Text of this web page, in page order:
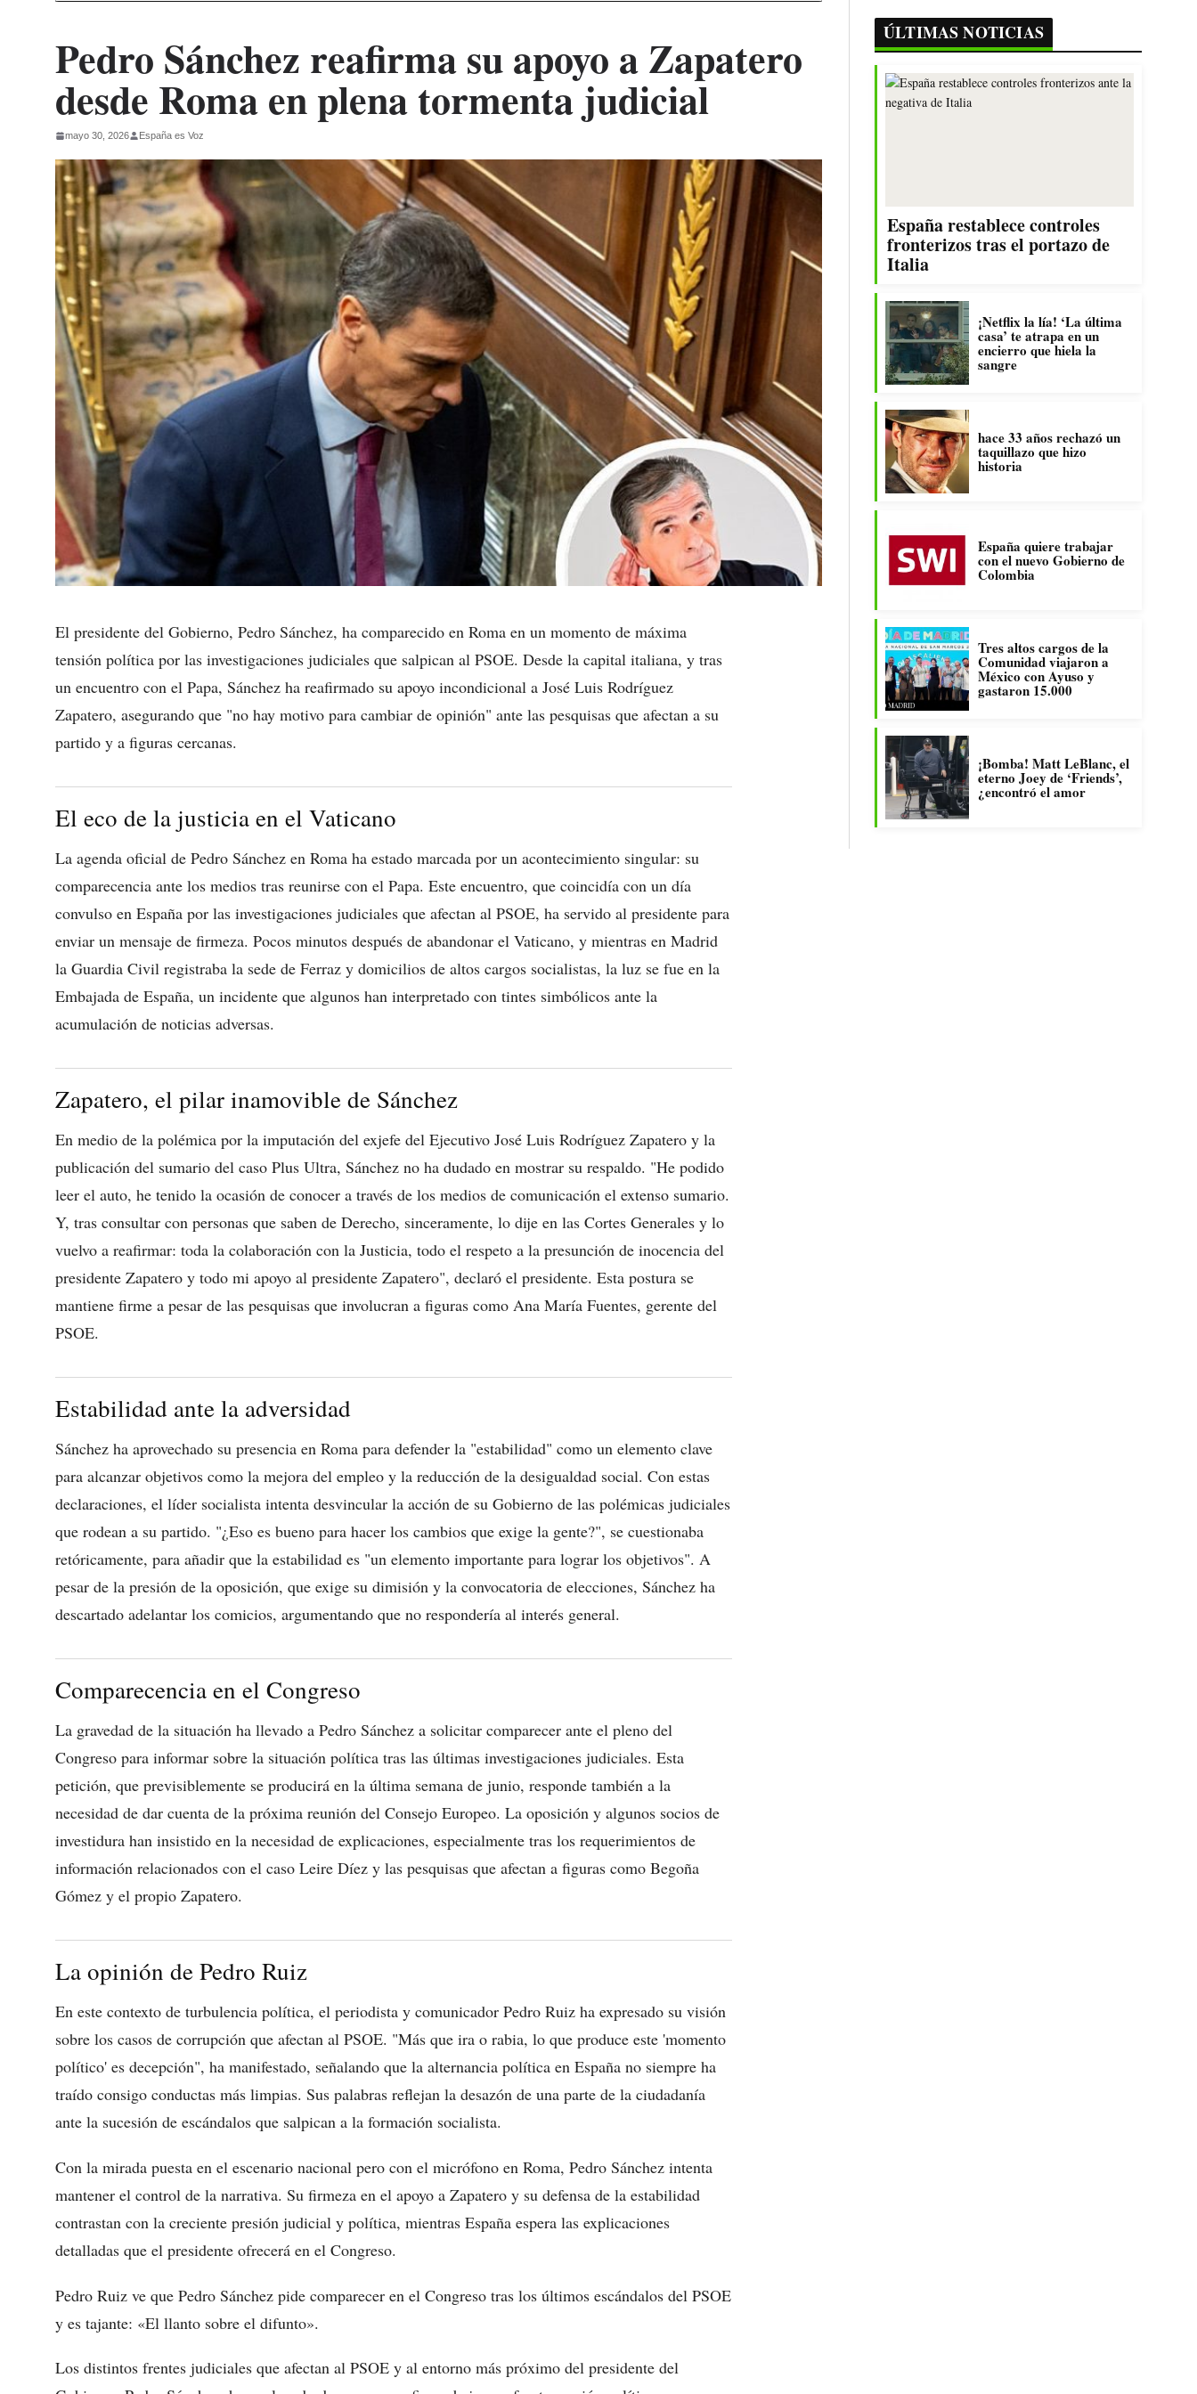
Pedro Sánchez reafirma su apoyo a Zapatero
desde Roma en plena tormenta judicial
mayo 30, 2026 España es Voz
El presidente del Gobierno, Pedro Sánchez, ha comparecido en Roma en un momento de máxima
tensión política por las investigaciones judiciales que salpican al PSOE. Desde la capital italiana, y tras
un encuentro con el Papa, Sánchez ha reafirmado su apoyo incondicional a José Luis Rodríguez
Zapatero, asegurando que "no hay motivo para cambiar de opinión" ante las pesquisas que afectan a su
partido y a figuras cercanas.
El eco de la justicia en el Vaticano
La agenda oficial de Pedro Sánchez en Roma ha estado marcada por un acontecimiento singular: su
comparecencia ante los medios tras reunirse con el Papa. Este encuentro, que coincidía con un día
convulso en España por las investigaciones judiciales que afectan al PSOE, ha servido al presidente para
enviar un mensaje de firmeza. Pocos minutos después de abandonar el Vaticano, y mientras en Madrid
la Guardia Civil registraba la sede de Ferraz y domicilios de altos cargos socialistas, la luz se fue en la
Embajada de España, un incidente que algunos han interpretado con tintes simbólicos ante la
acumulación de noticias adversas.
Zapatero, el pilar inamovible de Sánchez
En medio de la polémica por la imputación del exjefe del Ejecutivo José Luis Rodríguez Zapatero y la
publicación del sumario del caso Plus Ultra, Sánchez no ha dudado en mostrar su respaldo. "He podido
leer el auto, he tenido la ocasión de conocer a través de los medios de comunicación el extenso sumario.
Y, tras consultar con personas que saben de Derecho, sinceramente, lo dije en las Cortes Generales y lo
vuelvo a reafirmar: toda la colaboración con la Justicia, todo el respeto a la presunción de inocencia del
presidente Zapatero y todo mi apoyo al presidente Zapatero", declaró el presidente. Esta postura se
mantiene firme a pesar de las pesquisas que involucran a figuras como Ana María Fuentes, gerente del
PSOE.
Estabilidad ante la adversidad
Sánchez ha aprovechado su presencia en Roma para defender la "estabilidad" como un elemento clave
para alcanzar objetivos como la mejora del empleo y la reducción de la desigualdad social. Con estas
declaraciones, el líder socialista intenta desvincular la acción de su Gobierno de las polémicas judiciales
que rodean a su partido. "¿Eso es bueno para hacer los cambios que exige la gente?", se cuestionaba
retóricamente, para añadir que la estabilidad es "un elemento importante para lograr los objetivos". A
pesar de la presión de la oposición, que exige su dimisión y la convocatoria de elecciones, Sánchez ha
descartado adelantar los comicios, argumentando que no respondería al interés general.
Comparecencia en el Congreso
La gravedad de la situación ha llevado a Pedro Sánchez a solicitar comparecer ante el pleno del
Congreso para informar sobre la situación política tras las últimas investigaciones judiciales. Esta
petición, que previsiblemente se producirá en la última semana de junio, responde también a la
necesidad de dar cuenta de la próxima reunión del Consejo Europeo. La oposición y algunos socios de
investidura han insistido en la necesidad de explicaciones, especialmente tras los requerimientos de
información relacionados con el caso Leire Díez y las pesquisas que afectan a figuras como Begoña
Gómez y el propio Zapatero.
La opinión de Pedro Ruiz
En este contexto de turbulencia política, el periodista y comunicador Pedro Ruiz ha expresado su visión
sobre los casos de corrupción que afectan al PSOE. "Más que ira o rabia, lo que produce este 'momento
político' es decepción", ha manifestado, señalando que la alternancia política en España no siempre ha
traído consigo conductas más limpias. Sus palabras reflejan la desazón de una parte de la ciudadanía
ante la sucesión de escándalos que salpican a la formación socialista.
Con la mirada puesta en el escenario nacional pero con el micrófono en Roma, Pedro Sánchez intenta
mantener el control de la narrativa. Su firmeza en el apoyo a Zapatero y su defensa de la estabilidad
contrastan con la creciente presión judicial y política, mientras España espera las explicaciones
detalladas que el presidente ofrecerá en el Congreso.
Pedro Ruiz ve que Pedro Sánchez pide comparecer en el Congreso tras los últimos escándalos del PSOE
y es tajante: «El llanto sobre el difunto».
Los distintos frentes judiciales que afectan al PSOE y al entorno más próximo del presidente del
ÚLTIMAS NOTICIAS
España restablece controles
fronterizos tras el portazo de
Italia
¡Netflix la lía! ‘La última
casa’ te atrapa en un
encierro que hiela la
sangre
hace 33 años rechazó un
taquillazo que hizo
historia
España quiere trabajar
con el nuevo Gobierno de
Colombia
Tres altos cargos de la
Comunidad viajaron a
México con Ayuso y
gastaron 15.000
¡Bomba! Matt LeBlanc, el
eterno Joey de ‘Friends’,
¿encontró el amor